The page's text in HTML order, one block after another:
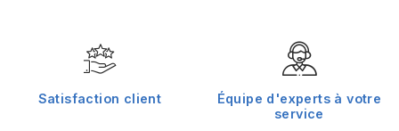
Satisfaction client
Équipe d'experts à votre
service